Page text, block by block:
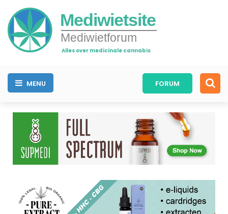
Mediwietsite
Mediwietforum
Alles over medicinale cannabis
MENU FORUM